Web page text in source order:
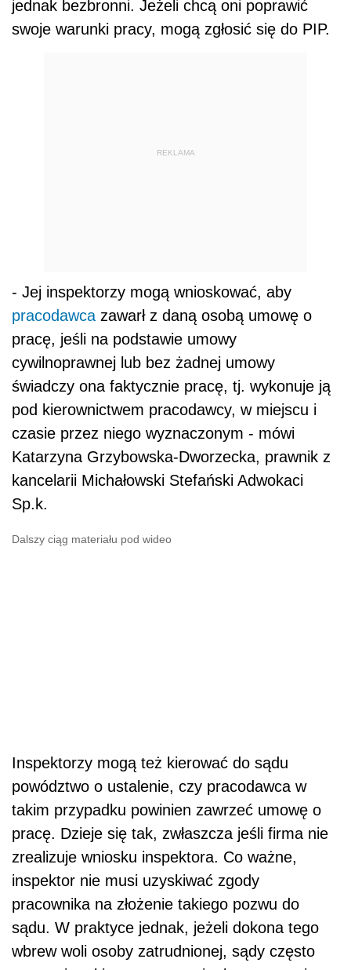
jednak bezbronni. Jeżeli chcą oni poprawić
swoje warunki pracy, mogą zgłosić się do PIP.
REKLAMA
- Jej inspektorzy mogą wnioskować, aby
pracodawca zawarł z daną osobą umowę o
pracę, jeśli na podstawie umowy
cywilnoprawnej lub bez żadnej umowy
świadczy ona faktycznie pracę, tj. wykonuje ją
pod kierownictwem pracodawcy, w miejscu i
czasie przez niego wyznaczonym - mówi
Katarzyna Grzybowska-Dworzecka, prawnik z
kancelarii Michałowski Stefański Adwokaci
Sp.k.
Dalszy ciąg materiału pod wideo
Inspektorzy mogą też kierować do sądu
powództwo o ustalenie, czy pracodawca w
takim przypadku powinien zawrzeć umowę o
pracę. Dzieje się tak, zwłaszcza jeśli firma nie
zrealizuje wniosku inspektora. Co ważne,
inspektor nie musi uzyskiwać zgody
pracownika na złożenie takiego pozwu do
sądu. W praktyce jednak, jeżeli dokona tego
wbrew woli osoby zatrudnionej, sądy często